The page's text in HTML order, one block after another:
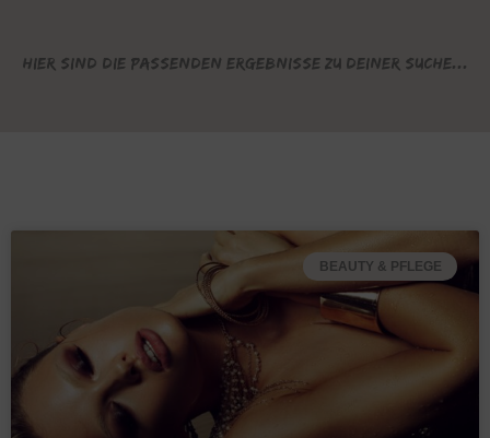
Hier sind die passenden Ergebnisse zu deiner Suche...
BEAUTY & PFLEGE